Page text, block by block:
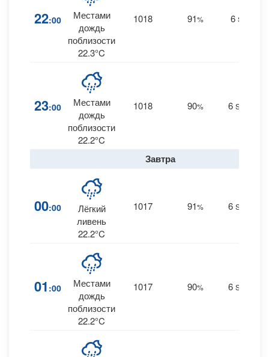
22:00
Местами
дождь
поблизости
22.3°C
1018 91% 6 SE
23:00
Местами
дождь
поблизости
22.2°C
1018 90% 6 SSE
Завтра
00:00
Лёгкий
ливень
22.2°C
1017 91% 6 SSE
01 :00
Местами
дождь
поблизости
22.2°C
1017 90% 6 SSE